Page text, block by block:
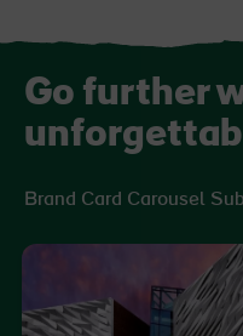
Go further
Brand Card Carousel